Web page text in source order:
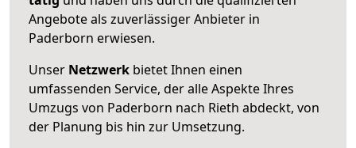
Angebote als zuverlässiger Anbieter in
Paderborn erwiesen.
Unser Netzwerk bietet Ihnen einen
umfassenden Service, der alle Aspekte Ihres
Umzugs von Paderborn nach Rieth abdeckt, von
der Planung bis hin zur Umsetzung.